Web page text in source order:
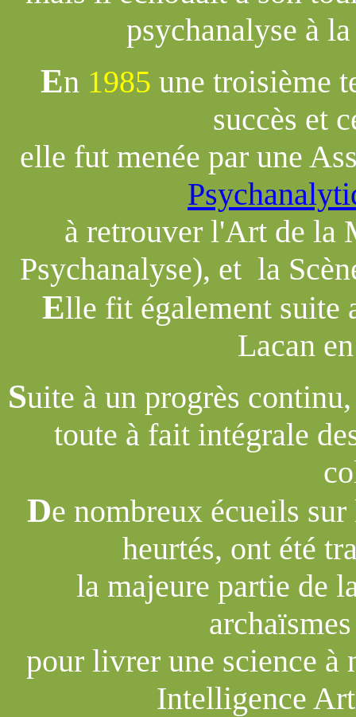
psychanalyse à
En 1985 une troisième
succès et
elle fut menée par une
à retrouver l'Art de la
Psychanalyse), et la
Elle fit également suite
Lacan
Suite à un progrès
toute à fait intégrale
De nombreux écueils
heurtés, ont été
la majeure partie de
pour livrer une science à
Intelligence